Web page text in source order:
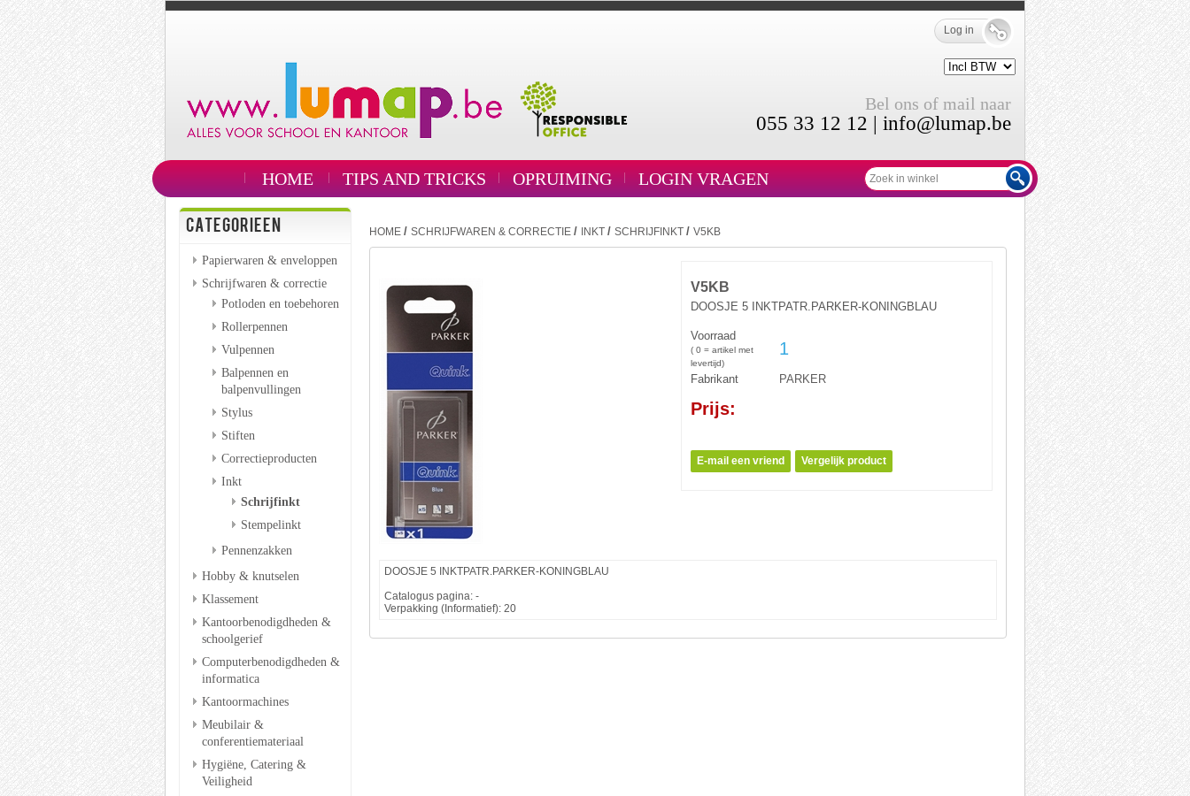
Log in
Bel ons of mail naar
055 33 12 12 | info@lumap.be
HOME TIPS AND TRICKS OPRUIMING LOGIN VRAGEN
CATEGORIEEN
Papierwaren & enveloppen
Schrijfwaren & correctie
Potloden en toebehoren
Rollerpennen
Vulpennen
Balpennen en
balpenvullingen
Stylus
Stiften
Correctieproducten
Inkt
Schrijfinkt
Stempelinkt
Pennenzakken
Hobby & knutselen
Klassement
Kantoorbenodigdheden &
schoolgerief
Computerbenodigdheden &
informatica
Kantoormachines
Meubilair &
conferentiemateriaal
Hygiëne, Catering &
Veiligheid
HOME / SCHRIJFWAREN & CORRECTIE / INKT / SCHRIJFINKT / V5KB
V5KB
DOOSJE 5 INKTPATR.PARKER-KONINGBLAU
Voorraad
( 0 = artikel met
levertijd)
1
Fabrikant PARKER
Prijs:
DOOSJE 5 INKTPATR.PARKER-KONINGBLAU
Catalogus pagina: -
Verpakking (Informatief): 20